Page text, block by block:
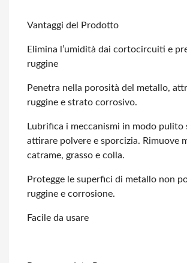
Vantaggi del Prodotto
Elimina l’umidità dai cortocircuiti e
ruggine
Penetra nella porosità del metallo,
ruggine e strato corrosivo.
Lubrifica i meccanismi in modo pulito
attirare polvere e sporcizia. Rimuove
catrame, grasso e colla.
Protegge le superfici di metallo non
ruggine e corrosione.
Facile da usare